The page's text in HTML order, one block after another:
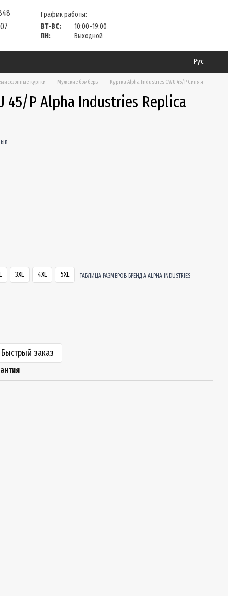
График работы:
ВТ-ВС:
10:00–19:00
ПН:
Выходной
Рус
куртки Мужские бомберы Куртка Alpha Industries CWU 45/P Синяя
45/P Alpha Industries Replica
3XL 4XL 5XL ТАБЛИЦА РАЗМЕРОВ БРЕНДА ALPHA INDUSTRIES
Быстрый заказ